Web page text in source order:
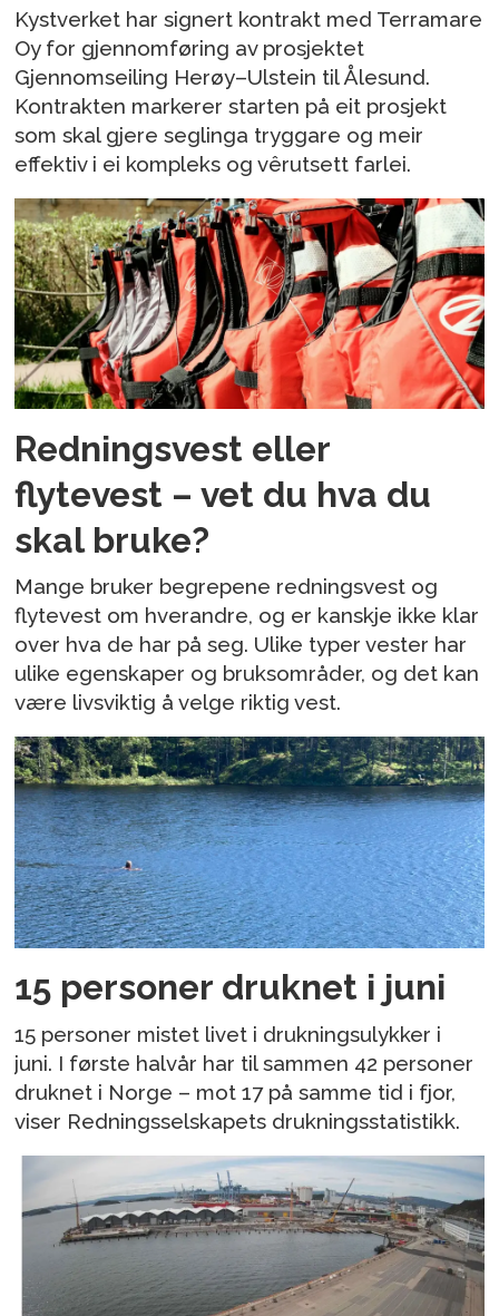
Kystverket har signert kontrakt med Terramare
Oy for gjennomføring av prosjektet
Gjennomseiling Herøy–Ulstein til Ålesund.
Kontrakten markerer starten på eit prosjekt
som skal gjere seglinga tryggare og meir
effektiv i ei kompleks og vêrutsett farlei.
Redningsvest eller
flytevest – vet du hva du
skal bruke?
Mange bruker begrepene redningsvest og
flytevest om hverandre, og er kanskje ikke klar
over hva de har på seg. Ulike typer vester har
ulike egenskaper og bruksområder, og det kan
være livsviktig å velge riktig vest.
15 personer druknet i juni
15 personer mistet livet i drukningsulykker i
juni. I første halvår har til sammen 42 personer
druknet i Norge – mot 17 på samme tid i fjor,
viser Redningsselskapets drukningsstatistikk.